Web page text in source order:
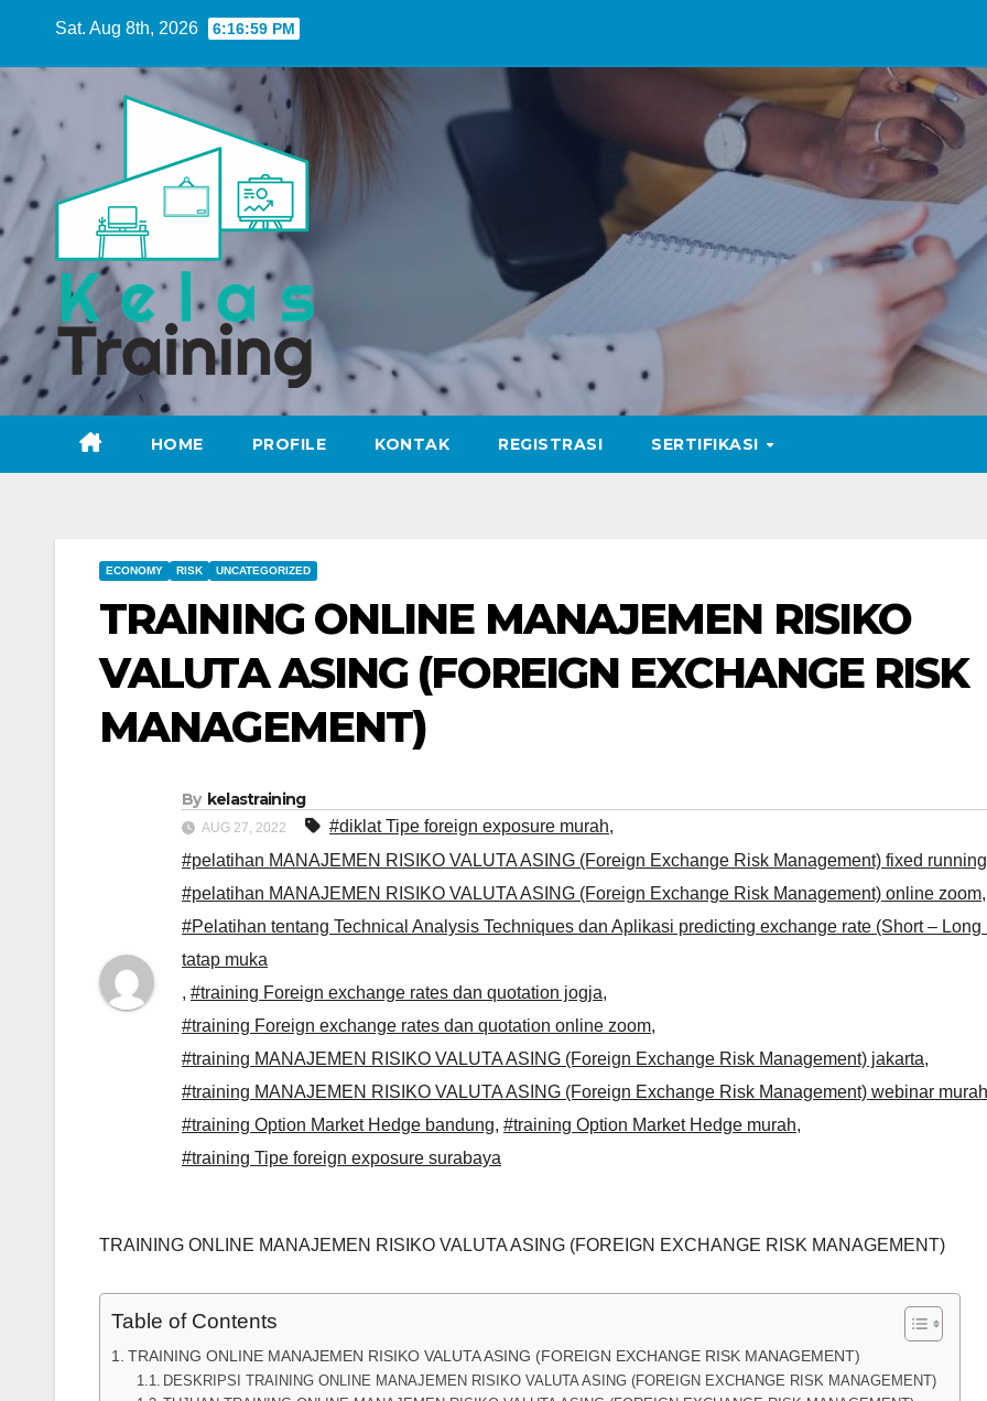
content
Sat. Aug 8th, 2026 6:17:01 PM
HOME PROFILE KONTAK REGISTRASI SERTIFIKASI
ECONOMY RISK UNCATEGORIZED
TRAINING ONLINE MANAJEMEN RISIKO
VALUTA ASING (FOREIGN EXCHANGE RISK
MANAGEMENT)
By kelastraining
AUG 27, 2022 #diklat Tipe foreign exposure murah,
#pelatihan MANAJEMEN RISIKO VALUTA ASING (Foreign Exchange Risk Management) fixed running
#pelatihan MANAJEMEN RISIKO VALUTA ASING (Foreign Exchange Risk Management) online zoom,
#Pelatihan tentang Technical Analysis Techniques dan Aplikasi predicting exchange rate (Short – Long
tatap muka
, #training Foreign exchange rates dan quotation jogja,
#training Foreign exchange rates dan quotation online zoom,
#training MANAJEMEN RISIKO VALUTA ASING (Foreign Exchange Risk Management) jakarta,
#training MANAJEMEN RISIKO VALUTA ASING (Foreign Exchange Risk Management) webinar murah
#training Option Market Hedge bandung, #training Option Market Hedge murah,
#training Tipe foreign exposure surabaya
TRAINING ONLINE MANAJEMEN RISIKO VALUTA ASING (FOREIGN EXCHANGE RISK MANAGEMENT)
Table of Contents
TRAINING ONLINE MANAJEMEN RISIKO VALUTA ASING (FOREIGN EXCHANGE RISK MANAGEMENT)
DESKRIPSI TRAINING ONLINE MANAJEMEN RISIKO VALUTA ASING (FOREIGN EXCHANGE RISK MANAGEMENT)